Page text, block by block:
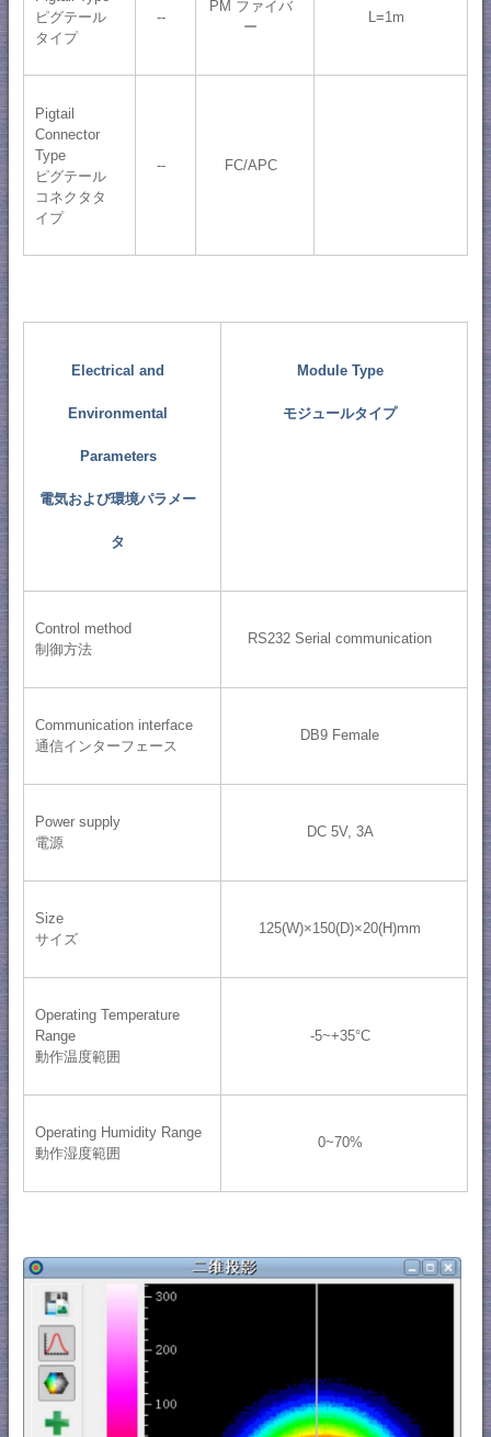
ピグテール
タイプ
--
PM ファイバ
ー
L=1m
Pigtail
Connector
Type
ピグテール
コネクタタ
イプ
-- FC/APC
Electrical and
Environmental
Parameters
電気および環境パラメー
タ
Module Type
モジュールタイプ
Control method
制御方法
RS232 Serial communication
Communication interface
通信インターフェース
DB9 Female
Power supply
電源
DC 5V, 3A
Size
サイズ
125(W)×150(D)×20(H)mm
Operating Temperature
Range
動作温度範囲
-5~+35°C
Operating Humidity Range
動作湿度範囲
0~70%